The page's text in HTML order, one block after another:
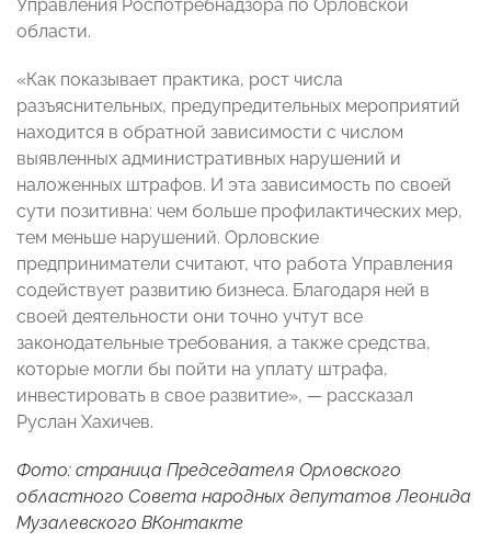
Управления Роспотребнадзора по Орловской
области.
«Как показывает практика, рост числа
разъяснительных, предупредительных мероприятий
находится в обратной зависимости с числом
выявленных административных нарушений и
наложенных штрафов. И эта зависимость по своей
сути позитивна: чем больше профилактических мер,
тем меньше нарушений. Орловские
предприниматели считают, что работа Управления
содействует развитию бизнеса. Благодаря ней в
своей деятельности они точно учтут все
законодательные требования, а также средства,
которые могли бы пойти на уплату штрафа,
инвестировать в свое развитие», — рассказал
Руслан Хахичев.
Фото: страница Председателя Орловского
областного Совета народных депутатов Леонида
Музалевского ВКонтакте